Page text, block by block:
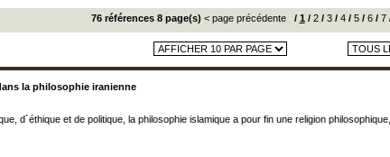
76 références 8 page(s) < page précédente/ 1 /2/3/4/5/6/7
la philosophie iranienne
d´éthique et de politique, la philosophie islamique a pour fin une religion